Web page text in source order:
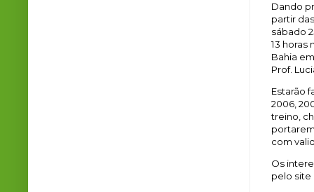
Dando
partir
sábado
13 horas
Bahia
Prof.
Estarão
2006,
treino,
com
Os
pelo site